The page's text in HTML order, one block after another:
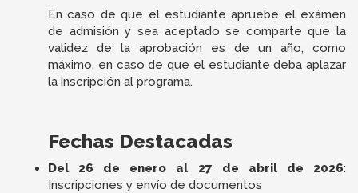
En caso de que el estudiante apruebe el exámen
de admisión y sea aceptado se comparte que la
validez de la aprobación es de un año, como
máximo, en caso de que el estudiante deba aplazar
la inscripción al programa.
Fechas Destacadas
Del 26 de enero al 27 de abril de 2026:
Inscripciones y envío de documentos